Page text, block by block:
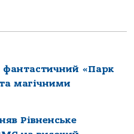
фантастичний «Парк
магічними
Рівненське